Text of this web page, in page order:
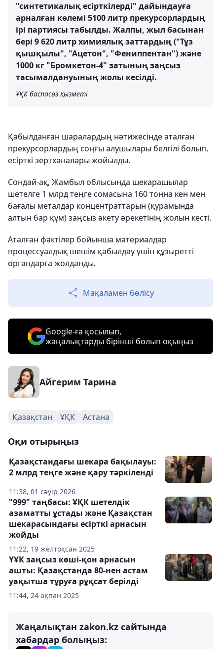
"синтетикалық есірткілерді" дайындауға
арналған көлемі 5100 литр прекурсорлардың
ірі партиясы табылды. Жалпы, жыл басынан
бері 9 620 литр химиялық заттардың ("Тұз
қышқылы", "Ацетон", "Фениппентан") және
1000 кг "Бромкетон-4" затының заңсыз
тасымалдануының жолы кесілді.
ҰҚК баспасөз қызметі
Қабылданған шаралардың нәтижесінде аталған
прекурсорлардың соңғы алушылары белгілі болып,
есірткі зертханалары жойылды.
Сондай-ақ, Жамбыл облысында шекарашылар
шетелге 1 млрд теңге сомасына 160 тонна кен мен
бағалы металдар концентраттарын (құрамында
алтын бар құм) заңсыз әкету әрекетінің жолын кесті.
Аталған фактілер бойынша материалдар
процессуалдық шешім қабылдау үшін құзыретті
органдарға жолданды.
Мақаламен бөлісу
Google-ға қосылып,
жаңалықтарды бірінші болып оқыңыз
Айгерим Тарина
Қазақстан ҰҚК Астана
Оқи отырыңыз
11:38, 01 сәуір 2026
Қазақстандағы шекара бақылауы:
2 млрд теңге және қару тәркіленді
11:22, 19 желтоқсан 2025
"999" таңбасы: ҰҚК шетелдік
азаматты ұстады және Қазақстан
шекарасындағы есірткі арнасын
жойды
11:44, 24 ақпан 2025
ҮҰК заңсыз көші-қон арнасын
ашты: Қазақстанда 80-нен астам
уақытша тұруға рұқсат берілді
Жаңалықтан zakon.kz сайтында
хабардар болыңыз: